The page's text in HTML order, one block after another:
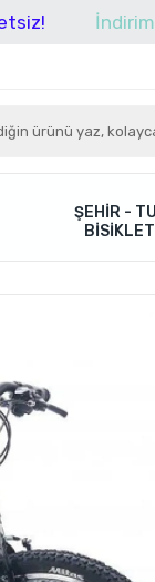
İndirimleri
ŞEHIR -